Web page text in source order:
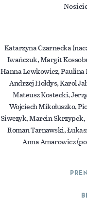
Katarzyna Czarnecka
Iwańczuk, Margit
Hanna Lewkowicz,
Andrzej Hołdys, Karol
Mateusz Kostecki,
Wojciech Mikołuszko,
Siwczyk, Marcin Skrzypek,
Roman Tarnawski,
Anna Amarowicz